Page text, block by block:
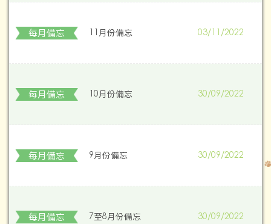
每月備忘 11月份備忘 03/11/2022
每月備忘 10月份備忘 30/09/2022
每月備忘 9月份備忘 30/09/2022
每月備忘 7至8月份備忘 30/09/2022